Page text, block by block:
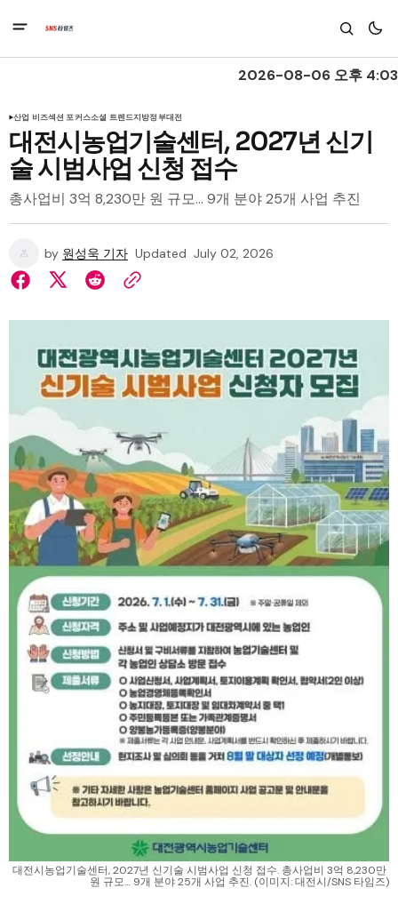
2026-08-06 오후 4:03
산업 비즈섹션 포커스소셜 트렌드지방정부대전
대전시농업기술센터, 2027년 신기
술 시범사업 신청 접수
총사업비 3억 8,230만 원 규모… 9개 분야 25개 사업 추진
by 원성욱 기자 Updated July 02, 2026
대전시농업기술센터, 2027년 신기술 시범사업 신청 접수. 총사업비 3억 8,230만
원 규모… 9개 분야 25개 사업 추진. (이미지: 대전시/SNS 타임즈)